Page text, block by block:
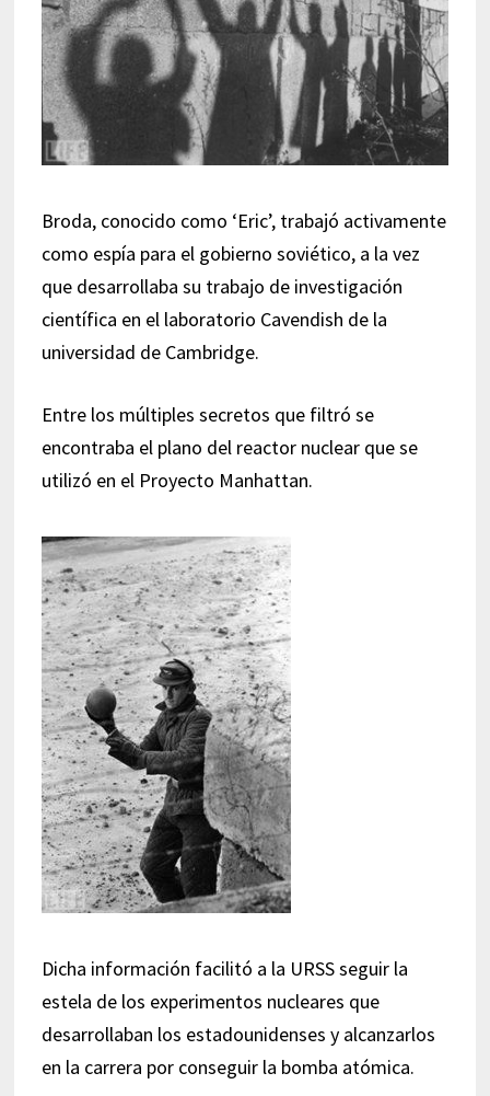
Broda, conocido como ‘Eric’, trabajó activamente
como espía para el gobierno soviético, a la vez
que desarrollaba su trabajo de investigación
científica en el laboratorio Cavendish de la
universidad de Cambridge.
Entre los múltiples secretos que filtró se
encontraba el plano del reactor nuclear que se
utilizó en el Proyecto Manhattan.
Dicha información facilitó a la URSS seguir la
estela de los experimentos nucleares que
desarrollaban los estadounidenses y alcanzarlos
en la carrera por conseguir la bomba atómica.